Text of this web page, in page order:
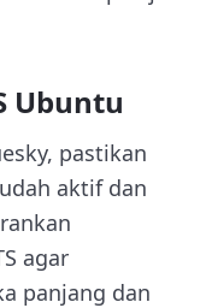
Ubuntu
pastikan
aktif dan
agar
panjang dan